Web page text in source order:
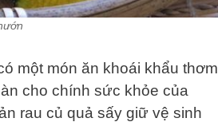
một món ăn khoái khẩu thơm
cho chính sức khỏe của
rau củ quả sấy giữ vệ sinh